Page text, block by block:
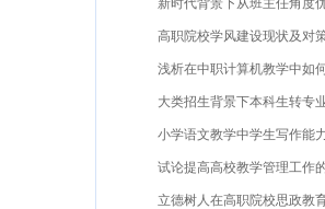
新时代背景下从班主任角度优
高职院校学风建设现状及对策
浅析在中职计算机教学中如何
大类招生背景下本科生转专业
小学语文教学中学生写作能力
试论提高高校教学管理工作的
立德树人在高职院校思政教育